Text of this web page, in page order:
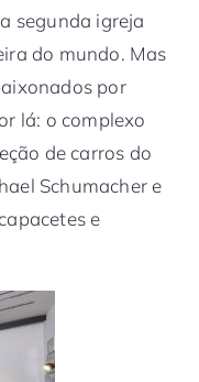
segunda igreja
do mundo. Mas
por
lá: o complexo
de carros do
Schumacher e
e